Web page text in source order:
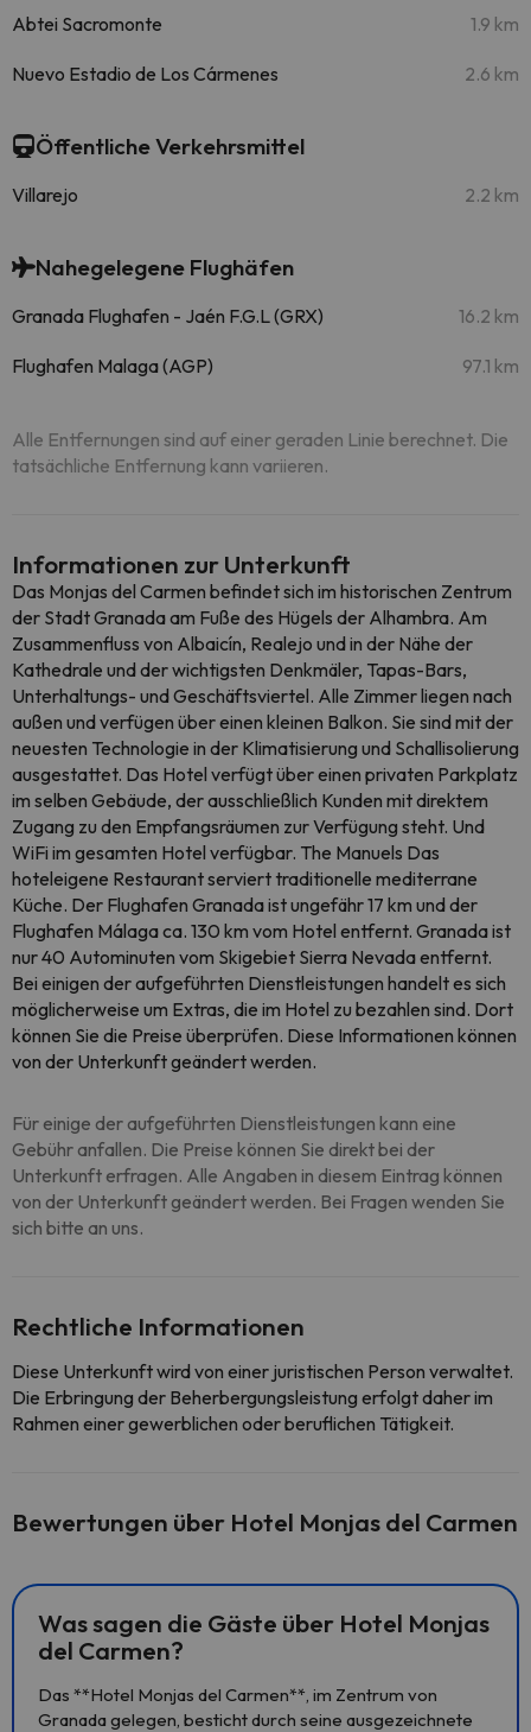
Abtei Sacromonte 1.9 km
Nuevo Estadio de Los Cármenes 2.6 km
Öffentliche Verkehrsmittel
Villarejo 2.2 km
Nahegelegene Flughäfen
Granada Flughafen - Jaén F.G.L (GRX) 16.2 km
Flughafen Malaga (AGP) 97.1 km
Alle Entfernungen sind auf einer geraden Linie berechnet. Die
tatsächliche Entfernung kann variieren.
Informationen zur Unterkunft
Das Monjas del Carmen befindet sich im historischen Zentrum
der Stadt Granada am Fuße des Hügels der Alhambra. Am
Zusammenfluss von Albaicín, Realejo und in der Nähe der
Kathedrale und der wichtigsten Denkmäler, Tapas-Bars,
Unterhaltungs- und Geschäftsviertel. Alle Zimmer liegen nach
außen und verfügen über einen kleinen Balkon. Sie sind mit der
neuesten Technologie in der Klimatisierung und Schallisolierung
ausgestattet. Das Hotel verfügt über einen privaten Parkplatz
im selben Gebäude, der ausschließlich Kunden mit direktem
Zugang zu den Empfangsräumen zur Verfügung steht. Und
WiFi im gesamten Hotel verfügbar. The Manuels Das
hoteleigene Restaurant serviert traditionelle mediterrane
Küche. Der Flughafen Granada ist ungefähr 17 km und der
Flughafen Málaga ca. 130 km vom Hotel entfernt. Granada ist
nur 40 Autominuten vom Skigebiet Sierra Nevada entfernt.
Bei einigen der aufgeführten Dienstleistungen handelt es sich
möglicherweise um Extras, die im Hotel zu bezahlen sind. Dort
können Sie die Preise überprüfen. Diese Informationen können
von der Unterkunft geändert werden.
Für einige der aufgeführten Dienstleistungen kann eine
Gebühr anfallen. Die Preise können Sie direkt bei der
Unterkunft erfragen. Alle Angaben in diesem Eintrag können
von der Unterkunft geändert werden. Bei Fragen wenden Sie
sich bitte an uns.
Rechtliche Informationen
Diese Unterkunft wird von einer juristischen Person verwaltet.
Die Erbringung der Beherbergungsleistung erfolgt daher im
Rahmen einer gewerblichen oder beruflichen Tätigkeit.
Bewertungen über Hotel Monjas del Carmen
Was sagen die Gäste über Hotel Monjas
del Carmen?
Das **Hotel Monjas del Carmen**, im Zentrum von
Granada gelegen, besticht durch seine ausgezeichnete